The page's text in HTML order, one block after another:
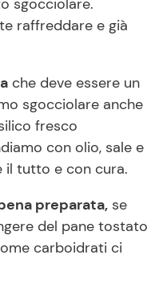
sgocciolare.
raffreddare e già
che deve essere un
sgocciolare anche
fresco
con olio, sale e
il tutto e con cura.
preparata, se
del pane tostato
carboidrati ci